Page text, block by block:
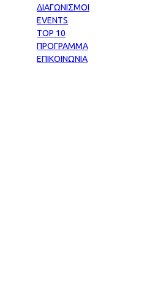
ΔΙΑΓΩΝΙΣΜΟΙ
EVENTS
TOP 10
ΠΡΟΓΡΑΜΜΑ
ΕΠΙΚΟΙΝΩΝΙΑ